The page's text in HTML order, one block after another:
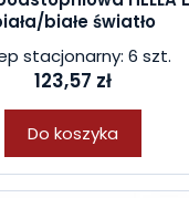
białe światło
stacjonarny: 6 szt.
123,57 zł
Do koszyka